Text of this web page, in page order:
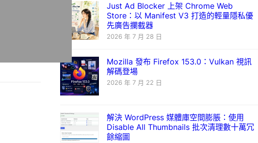
Just Ad Blocker 上架 Chrome Web
Store：以 Manifest V3 打造的輕量隱私優
先廣告攔截器
2026 年 7 月 28 日
Mozilla 發布 Firefox 153.0：Vulkan 視訊
解碼登場
2026 年 7 月 22 日
解決 WordPress 媒體庫空間膨脹：使用
Disable All Thumbnails 批次清理數十萬冗
餘縮圖